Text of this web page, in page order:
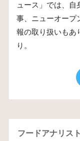
ュース」では、
事、ニューオープ
報の取り扱いもあ
り。
フードアナリス